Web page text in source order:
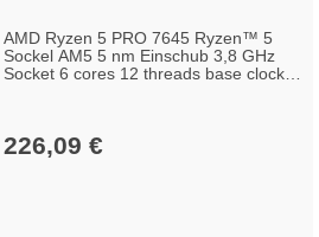
AMD Ryzen 5 PRO 7645 Ryzen™ 5
Sockel AM5 5 nm Einschub 3,8 GHz
Socket 6 cores 12 threads base clock
226,09 €